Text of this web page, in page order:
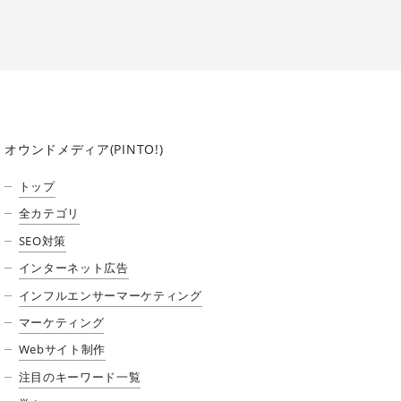
オウンドメディア(PINTO!)
トップ
全カテゴリ
SEO対策
インターネット広告
インフルエンサーマーケティング
マーケティング
Webサイト制作
注目のキーワード一覧